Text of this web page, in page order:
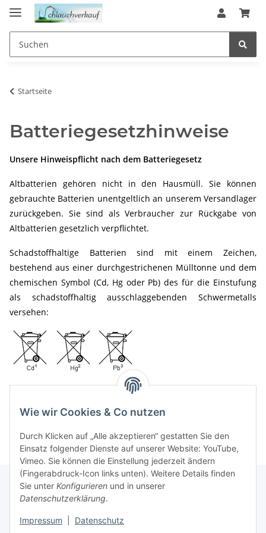
Wie wir Cookies & Co nutzen
Durch Klicken auf „Alle akzeptieren“ gestatten Sie den
Einsatz folgender Dienste auf unserer Website: YouTube,
Vimeo. Sie können die Einstellung jederzeit ändern
(Fingerabdruck-Icon links unten). Weitere Details finden
Sie unter Konfigurieren und in unserer
Datenschutzerklärung.
Impressum Datenschutz
Startseite
Batteriegesetzhinweise
Unsere Hinweispflicht nach dem Batteriegesetz
Altbatterien gehören nicht in den Hausmüll. Sie können
gebrauchte Batterien unentgeltlich an unserem Versandlager
zurückgeben. Sie sind als Verbraucher zur Rückgabe von
Altbatterien gesetzlich verpflichtet.
Schadstoffhaltige Batterien sind mit einem Zeichen,
bestehend aus einer durchgestrichenen Mülltonne und dem
chemischen Symbol (Cd, Hg oder Pb) des für die Einstufung
als schadstoffhaltig ausschlaggebenden Schwermetalls
versehen:
„Cd" steht für Cadmium.
„Pb" steht für Blei.